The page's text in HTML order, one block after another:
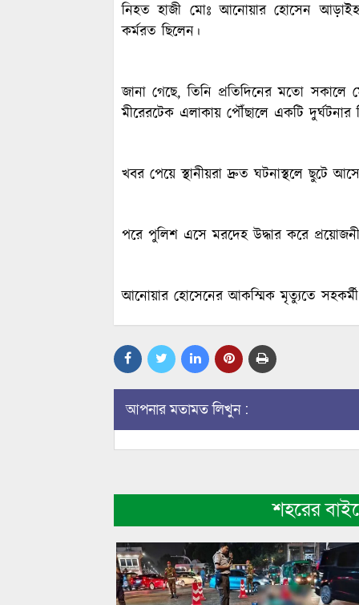
নিহত হাজী মোঃ আনোয়ার হোসেন
কর্মরত ছিলেন।
জানা গেছে, তিনি প্রতিদিনের মতো সকালে
মীরেরটেক এলাকায় পৌঁছালে একটি
খবর পেয়ে স্থানীয়রা দ্রুত ঘটনাস্থলে ছুটে
পরে পুলিশ এসে মরদেহ উদ্ধার করে
আনোয়ার হোসেনের আকস্মিক মৃত্যুতে
আপনার মতামত লিখুন :
শহরের